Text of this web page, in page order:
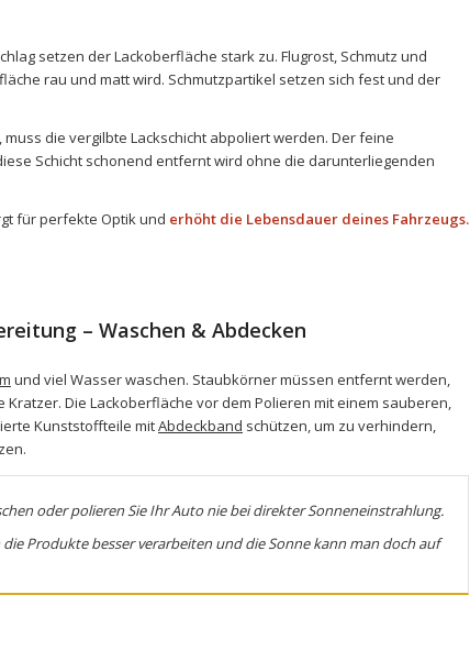
setzen der Lackoberfläche stark zu. Flugrost, Schmutz und
rau und matt wird. Schmutzpartikel setzen sich fest und der
die vergilbte Lackschicht abpoliert werden. Der feine
Schicht schonend entfernt wird ohne die darunterliegenden
für perfekte Optik und erhöht die Lebensdauer deines Fahrzeugs.
– Waschen & Abdecken
und viel Wasser waschen. Staubkörner müssen entfernt werden,
Die Lackoberfläche vor dem Polieren mit einem sauberen,
Kunststoffteile mitAbdeckband schützen, um zu verhindern,
oder polieren Sie Ihr Auto nie bei direkter Sonneneinstrahlung.
Produkte besser verarbeiten und die Sonne kann man doch auf